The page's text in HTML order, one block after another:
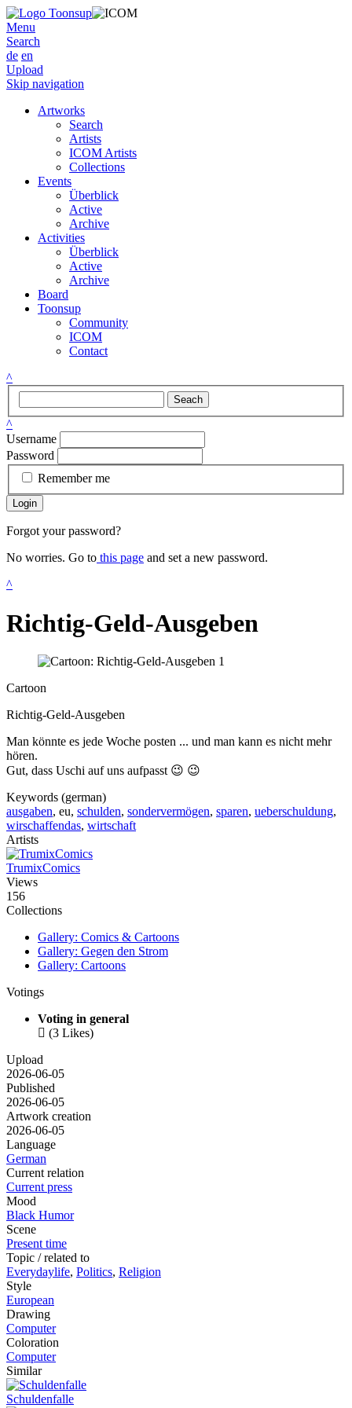
Menu
Search
de en
Upload
Skip navigation
Artworks
Search
Artists
ICOM Artists
Collections
Events
Überblick
Active
Archive
Activities
Überblick
Active
Archive
Board
Toonsup
Community
ICOM
Contact
^
Seach
^
Username
Password
Remember me
Login
Forgot your password?
No worries. Go to this page and set a new password.
^
Richtig-Geld-Ausgeben
Cartoon
Richtig-Geld-Ausgeben
Man könnte es jede Woche posten ... und man kann es nicht mehr
hören.
Gut, dass Uschi auf uns aufpasst 😉 😉
Keywords (german)
ausgaben, eu, schulden, sondervermögen, sparen, ueberschuldung,
wirschaffendas, wirtschaft
Artists
TrumixComics
Views
156
Collections
Gallery: Comics & Cartoons
Gallery: Gegen den Strom
Gallery: Cartoons
Votings
Voting in general
 (3 Likes)
Upload
2026-06-05
Published
2026-06-05
Artwork creation
2026-06-05
Language
German
Current relation
Current press
Mood
Black Humor
Scene
Present time
Topic / related to
Everydaylife, Politics, Religion
Style
European
Drawing
Computer
Coloration
Computer
Similar
Schuldenfalle